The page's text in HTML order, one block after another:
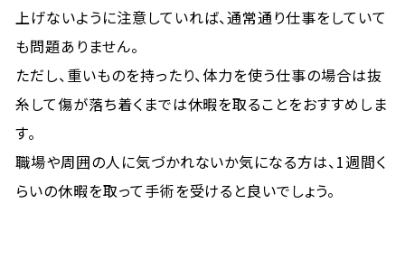
上げないように注意していれば、通常通り仕事をしていて
も問題ありません。
ただし、重いものを持ったり、体力を使う仕事の場合は抜
糸して傷が落ち着くまでは休暇を取ることをおすすめしま
す。
職場や周囲の人に気づかれないか気になる方は、1週間く
らいの休暇を取って手術を受けると良いでしょう。